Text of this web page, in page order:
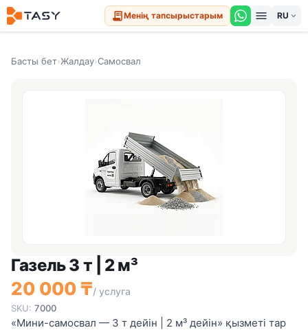
receipt_longМенің тапсырыстарым menu expand_more
Басты бет›Жалдау›Самосвал
Газель 3 т | 2 м³
20 000 ₸/ услуга
SKU: 7000
«Мини-самосвал — 3 т дейін | 2 м³ дейін» қызметі тар